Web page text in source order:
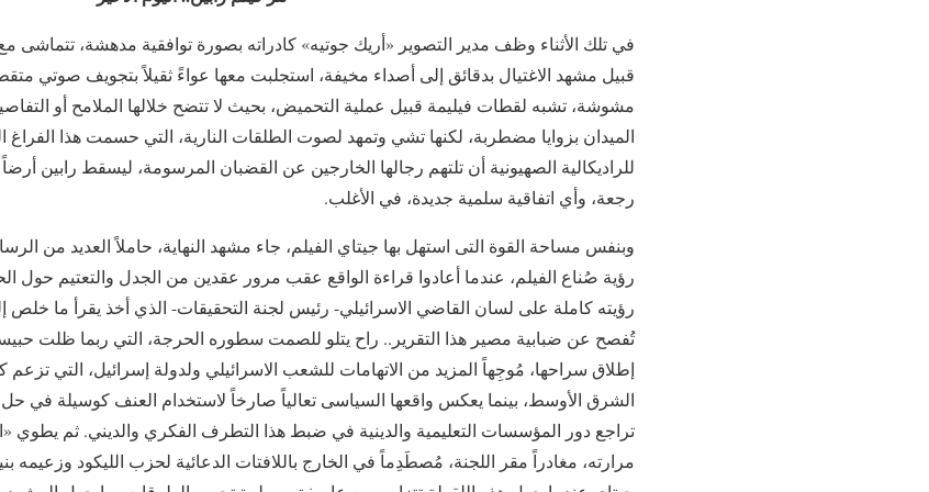
في تلك الأثناء وظف مدير التصوير «أريك جوتيه» كادراته بصورة توافقية مدهشة، تتماشى
قبيل مشهد الاغتيال بدقائق إلى أصداء مخيفة، استجلبت معها عواءً ثقيلاً بتجويف صوتي
مشوشة، تشبه لقطات فيليمة قبيل عملية التحميض، بحيث لا تتضح خلالها الملامح أو
الميدان بزوايا مضطربة، لكنها تشي وتمهد لصوت الطلقات النارية، التي حسمت هذا
للراديكالية الصهيونية أن تلتهم رجالها الخارجين عن القضبان المرسومة، ليسقط رابين
رجعة، وأي اتفاقية سلمية جديدة، في الأغلب.
وبنفس مساحة القوة التى استهل بها جيتاي الفيلم، جاء مشهد النهاية، حاملاً العديد من
رؤية صُناع الفيلم، عندما أعادوا قراءة الواقع عقب مرور عقدين من الجدل والتعتيم حول
رؤيته كاملة على لسان القاضي الاسرائيلي- رئيس لجنة التحقيقات- الذي أخذ يقرأ ما خلص
تُفصح عن ضبابية مصير هذا التقرير.. راح يتلو للصمت سطوره الحرجة، التي ربما ظلت حبيسة
إطلاق سراحها، مُوجِهاً المزيد من الاتهامات للشعب الاسرائيلي ولدولة إسرائيل، التي تزعم
الشرق الأوسط، بينما يعكس واقعها السياسى تعالياً صارخاً لاستخدام العنف كوسيلة في
تراجع دور المؤسسات التعليمية والدينية في ضبط هذا التطرف الفكري والديني. ثم يطوي
مرارته، مغادراً مقر اللجنة، مُصطَدِماً في الخارج باللافتات الدعائية لحزب الليكود وزعيمه